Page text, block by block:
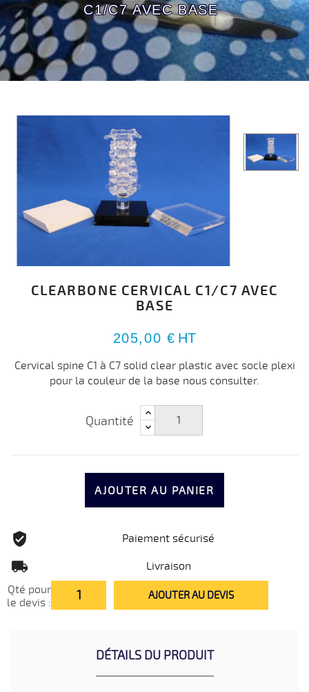
C1/C7 AVEC BASE
CLEARBONE CERVICAL C1/C7 AVEC
BASE
205,00 € HT
Cervical spine C1 à C7 solid clear plastic avec socle plexi
pour la couleur de la base nous consulter.
Quantité
AJOUTER AU PANIER
Paiement sécurisé
Livraison
Qté pour
le devis :
AJOUTER AU DEVIS
DÉTAILS DU PRODUIT